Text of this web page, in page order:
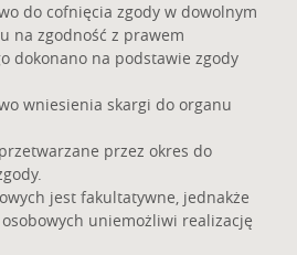
do cofnięcia zgody w dowolnym
na zgodność z prawem
dokonano na podstawie zgody
wniesienia skargi do organu
przez okres do
jest fakultatywne, jednakże
uniemożliwi realizację